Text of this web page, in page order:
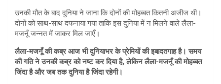
उनकी मौत के बाद दुनिया ने जाना कि दोनों की मोहब्बत कितनी अजीज थी।
दोनों को साथ-साथ दफनाया गया ताकि इस दुनिया में न मिलने वाले लैला-
मजनूँ जन्नत में जाकर मिल जाएँ।
लैला-मजनूँ की कब्र आज भी दुनियाभर के प्रेमियों की इबादतगाह है। समय
की गति ने उनकी कब्र को नष्ट कर दिया है, लेकिन लैला-मजनूँ की मोहब्बत
जिंदा है और जब तक दुनिया है जिंदा रहेगी।